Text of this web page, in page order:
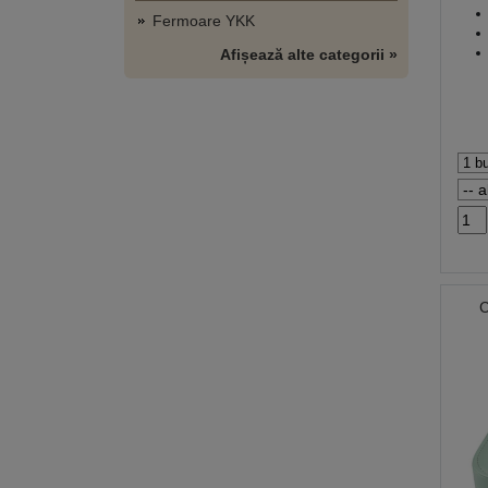
Fermoare YKK
Afișează alte categorii »